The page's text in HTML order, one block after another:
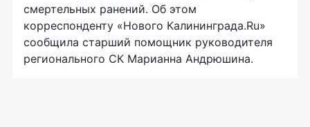
смертельных ранений. Об этом
корреспонденту «Нового Калининграда.Ru»
сообщила старший помощник руководителя
регионального СК Марианна Андрюшина.